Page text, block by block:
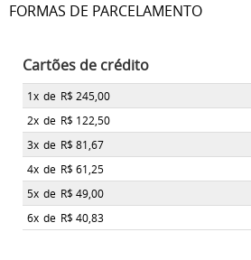
FORMAS DE PARCELAMENTO
Cartões de crédito
1x de R$ 245,00
2x de R$ 122,50
3x de R$ 81,67
4x de R$ 61,25
5x de R$ 49,00
6x de R$ 40,83